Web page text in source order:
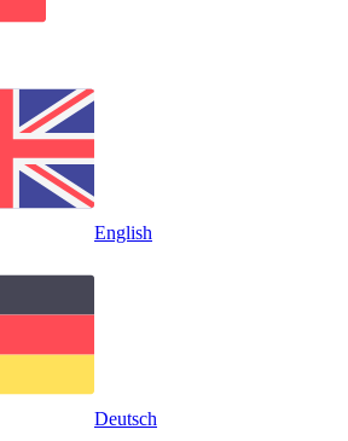
English
Deutsch